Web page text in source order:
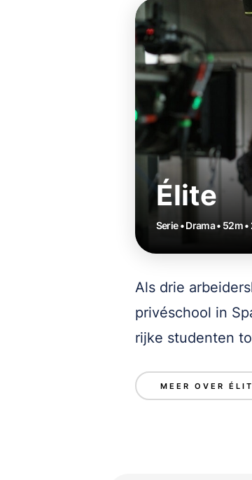
Élite
Serie • Drama • 52m •
Als drie
privéschool in
rijke studenten
MEER OVER